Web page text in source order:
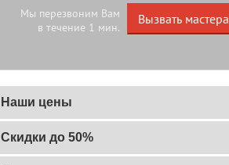
Мы перезвоним Вам
в течение 1 мин.
Вызвать мастера
Наши цены
Скидки до 50%